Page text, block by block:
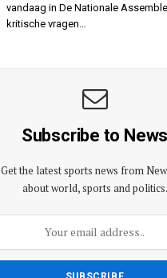
vandaag in De Nationale
kritische vragen…
Subscribe to News
Get the latest sports news from
about world, sports and politics.